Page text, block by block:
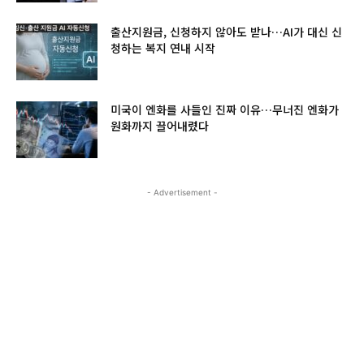
출산지원금, 신청하지 않아도 받나…AI가 대신 신
청하는 복지 연내 시작
미국이 엔화를 사들인 진짜 이유…무너진 엔화가
원화까지 끌어내렸다
- Advertisement -